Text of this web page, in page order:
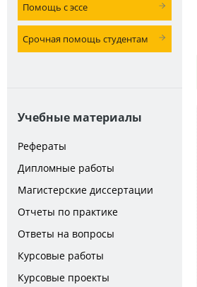
Помощь с эссе
Срочная помощь студентам
Учебные материалы
Рефераты
Дипломные работы
Магистерские диссертации
Отчеты по практике
Ответы на вопросы
Курсовые работы
Курсовые проекты